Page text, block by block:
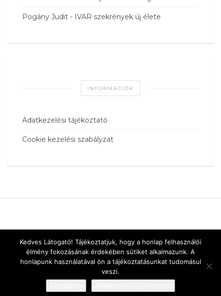
Pogány Judit - IVAR szekrények új élete
INFORMÁCIÓK
Adatkezelési tájékoztató
Cookie kezelési szabályzat
Kedves Látogató! Tájékoztatjuk, hogy a honlap felhasználói
élmény fokozásának érdekében sütiket alkalmazunk. A
honlapunk használatával ön a tájékoztatásunkat tudomásul
veszi.